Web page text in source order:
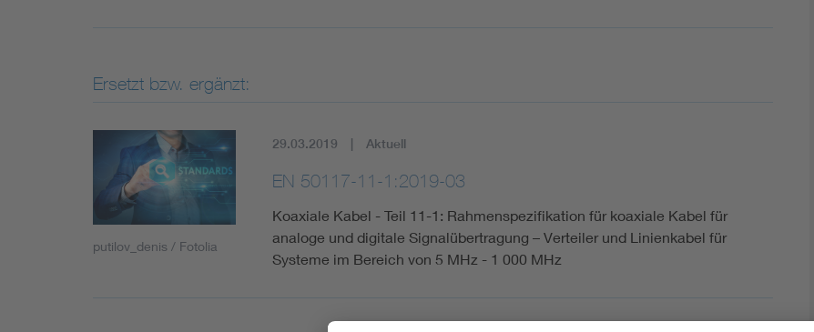
Ersetzt bzw. ergänzt:
putilov_denis / Fotolia
29.03.2019 Aktuell
EN 50117-11-1:2019-03
Koaxiale Kabel - Teil 11-1: Rahmenspezifikation für koaxiale Kabel für
analoge und digitale Signalübertragung – Verteiler und Linienkabel für
Systeme im Bereich von 5 MHz - 1 000 MHz